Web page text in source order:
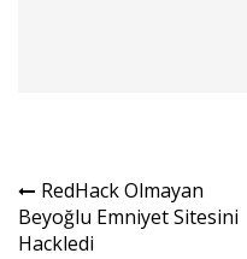
Yazı
gezinmesi
RedHack Olmayan
Beyoğlu Emniyet Sitesini
Hackledi